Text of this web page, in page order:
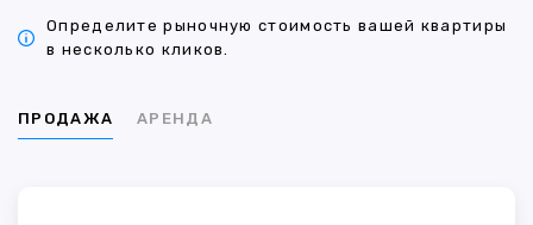
Определите рыночную стоимость вашей квартиры
в несколько кликов.
ПРОДАЖА АРЕНДА